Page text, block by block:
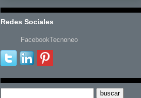
Redes Sociales
FacebookTecnoneo